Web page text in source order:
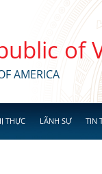
of
AMERICA
THỰC LÃNH SỰ TIN